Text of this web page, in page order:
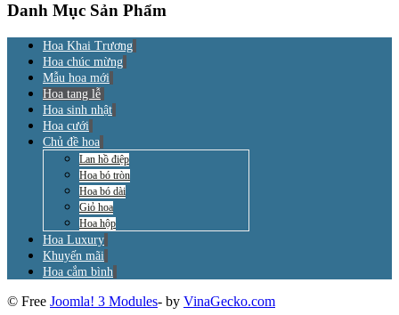
Danh Mục Sản Phẩm
Hoa Khai Trương
Hoa chúc mừng
Mẫu hoa mới
Hoa tang lễ
Hoa sinh nhật
Hoa cưới
Chủ đề hoa
Lan hồ điệp
Hoa bó tròn
Hoa bó dài
Giỏ hoa
Hoa hộp
Hoa Luxury
Khuyến mãi
Hoa cắm bình
© Free Joomla! 3 Modules- by VinaGecko.com